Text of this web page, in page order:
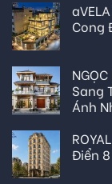
Cong
Sang
Ánh
Điển